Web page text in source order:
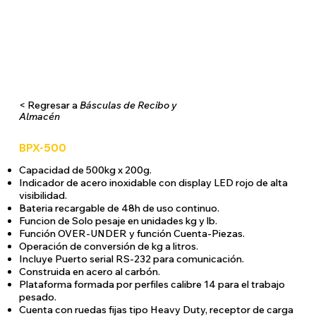
< Regresar aBásculas de Recibo y
Almacén
Capacidad de 500kg x 200g.
Indicador de acero inoxidable con display LED rojo de alta
visibilidad.
Bateria recargable de 48h de uso continuo.
Funcion de Solo pesaje en unidades kg y lb.
Función OVER-UNDER y función Cuenta-Piezas.
Operación de conversión de kg a litros.
Incluye Puerto serial RS-232 para comunicación.
Construida en acero al carbón.
Plataforma formada por perfiles calibre 14 para el trabajo
pesado.
Cuenta con ruedas fijas tipo Heavy Duty, receptor de carga
BPX-500